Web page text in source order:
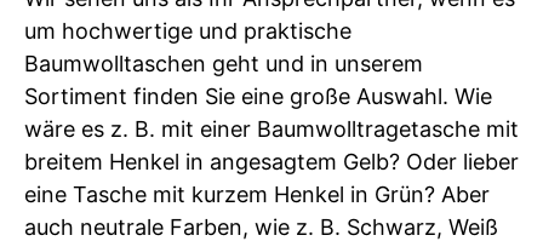
um hochwertige und praktische
Baumwolltaschen geht und in unserem
Sortiment finden Sie eine große Auswahl. Wie
wäre es z. B. mit einer Baumwolltragetasche mit
breitem Henkel in angesagtem Gelb? Oder lieber
eine Tasche mit kurzem Henkel in Grün? Aber
auch neutrale Farben, wie z. B. Schwarz, Weiß